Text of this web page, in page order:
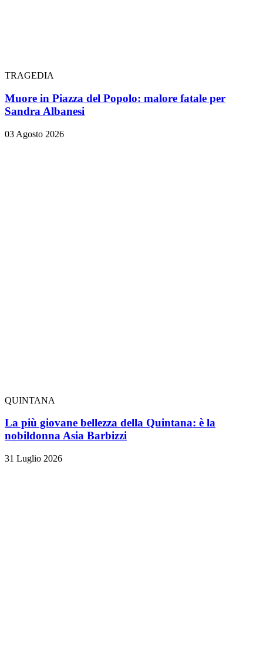
TRAGEDIA
Muore in Piazza del Popolo: malore fatale per
Sandra Albanesi
03 Agosto 2026
QUINTANA
La più giovane bellezza della Quintana: è la
nobildonna Asia Barbizzi
31 Luglio 2026